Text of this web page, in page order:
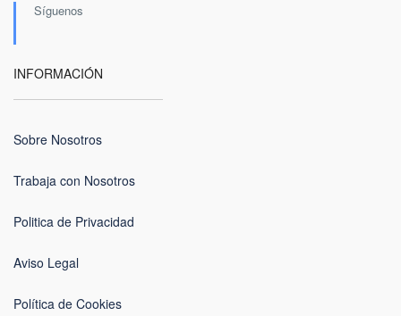
Síguenos
INFORMACIÓN
Sobre Nosotros
Trabaja con Nosotros
Politica de Privacidad
Aviso Legal
Política de Cookies